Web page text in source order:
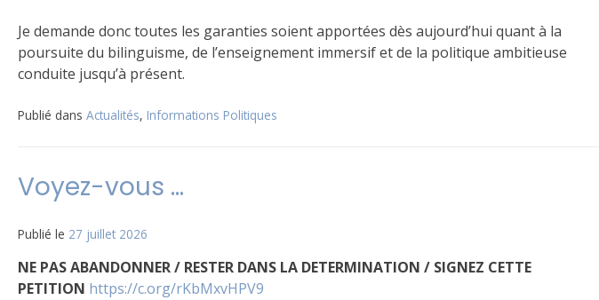
Je demande donc toutes les garanties soient apportées dès aujourd’hui quant à la
poursuite du bilinguisme, de l’enseignement immersif et de la politique ambitieuse
conduite jusqu’à présent.
Publié dans Actualités, Informations Politiques
Voyez-vous …
Publié le 27 juillet 2026
NE PAS ABANDONNER / RESTER DANS LA DETERMINATION / SIGNEZ CETTE
PETITION https://c.org/rKbMxvHPV9